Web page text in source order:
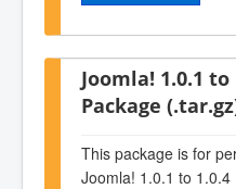
Joomla! 1.0.1 to
Package
This package is for
Joomla! 1.0.1 to 1.0.4